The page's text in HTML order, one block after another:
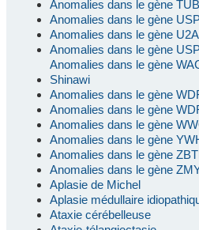
Anomalies dans le gène
Anomalies dans le gène
Anomalies dans le gène
Anomalies dans le gène
Anomalies dans le gène
Shinawi
Anomalies dans le gène
Anomalies dans le gène
Anomalies dans le gène
Anomalies dans le gène
Anomalies dans le gène
Anomalies dans le gène
Aplasie de Michel
Aplasie médullaire
Ataxie cérébelleuse